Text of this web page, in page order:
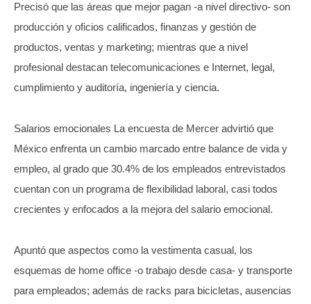
Precisó que las áreas que mejor pagan -a nivel directivo- son
producción y oficios calificados, finanzas y gestión de
productos, ventas y marketing; mientras que a nivel
profesional destacan telecomunicaciones e Internet, legal,
cumplimiento y auditoría, ingeniería y ciencia.
Salarios emocionales La encuesta de Mercer advirtió que
México enfrenta un cambio marcado entre balance de vida y
empleo, al grado que 30.4% de los empleados entrevistados
cuentan con un programa de flexibilidad laboral, casi todos
crecientes y enfocados a la mejora del salario emocional.
Apuntó que aspectos como la vestimenta casual, los
esquemas de home office -o trabajo desde casa- y transporte
para empleados; además de racks para bicicletas, ausencias